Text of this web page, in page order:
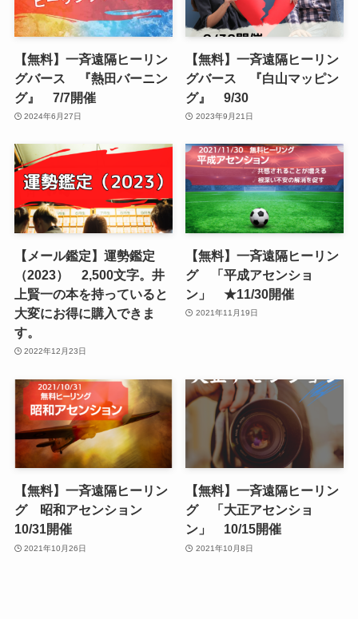
【無料】一斉遠隔ヒーリン
グバース 『熱田バーニン
グ』 7/7開催
2024年6月27日
【無料】一斉遠隔ヒーリン
グバース 『白山マッピン
グ』 9/30
2023年9月21日
【メール鑑定】運勢鑑定
（2023） 2,500文字。井
上賢一の本を持っていると
大変にお得に購入できま
す。
2022年12月23日
【無料】一斉遠隔ヒーリン
グ 「平成アセンショ
ン」 ★11/30開催
2021年11月19日
【無料】一斉遠隔ヒーリン
グ 昭和アセンション
10/31開催
2021年10月26日
【無料】一斉遠隔ヒーリン
グ 「大正アセンショ
ン」 10/15開催
2021年10月8日